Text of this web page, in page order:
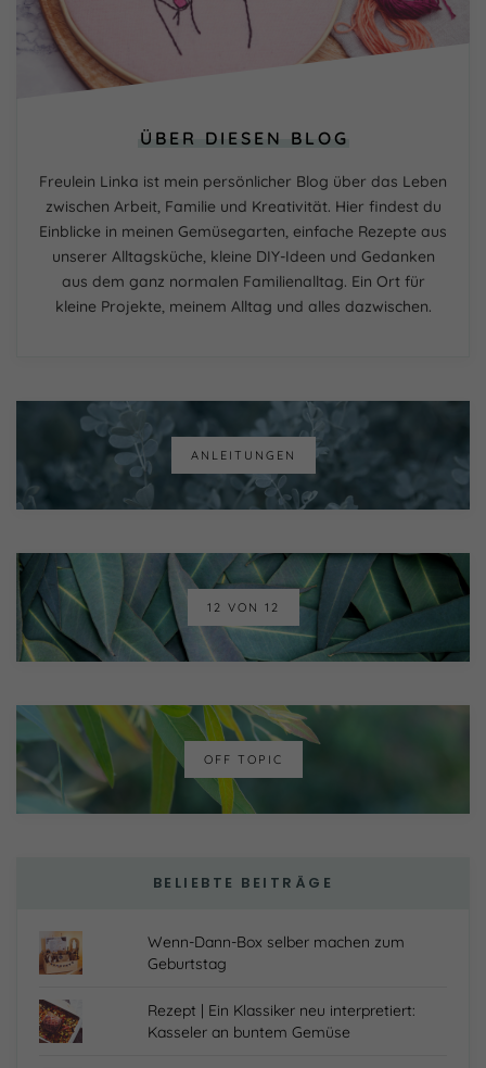
ÜBER DIESEN BLOG
Freulein Linka ist mein persönlicher Blog über das Leben
zwischen Arbeit, Familie und Kreativität. Hier findest du
Einblicke in meinen Gemüsegarten, einfache Rezepte aus
unserer Alltagsküche, kleine DIY-Ideen und Gedanken
aus dem ganz normalen Familienalltag. Ein Ort für
kleine Projekte, meinem Alltag und alles dazwischen.
ANLEITUNGEN
12 VON 12
OFF TOPIC
BELIEBTE BEITRÄGE
Wenn-Dann-Box selber machen zum
Geburtstag
Rezept | Ein Klassiker neu interpretiert:
Kasseler an buntem Gemüse